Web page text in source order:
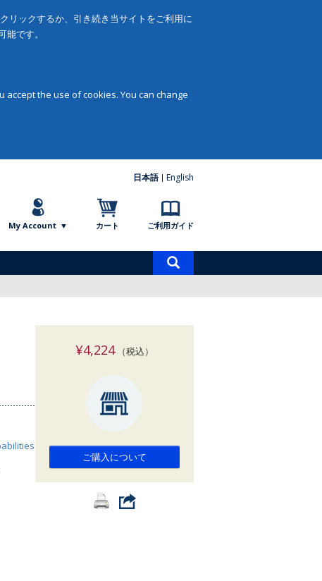
リックするか、引き続き当サイトをご利用に
です。
the use of cookies. You can change
日本語 English
My Account カート ご利用ガイド
索
¥4,224（税込）
ご購入について